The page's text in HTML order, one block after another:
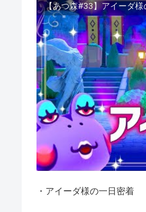
・アイーダ様の一日密着